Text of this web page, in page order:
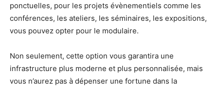
ponctuelles, pour les projets évènementiels comme les
conférences, les ateliers, les séminaires, les expositions,
vous pouvez opter pour le modulaire.
Non seulement, cette option vous garantira une
infrastructure plus moderne et plus personnalisée, mais
vous n’aurez pas à dépenser une fortune dans la